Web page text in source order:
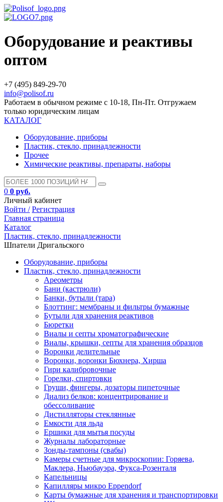
Оборудование и реактивы
оптом
+7 (495) 849-29-70
info@polisof.ru
Работаем в обычном режиме с 10-18, Пн-Пт. Отгружаем
только юридическим лицам
КАТАЛОГ
Оборудование, приборы
Пластик, стекло, принадлежности
Прочее
Химические реактивы, препараты, наборы
0 0 руб.
Личный кабинет
Войти / Регистрация
Главная страница
Каталог
Пластик, стекло, принадлежности
Шпатели Дригальского
Оборудование, приборы
Пластик, стекло, принадлежности
Ареометры
Бани (кастрюли)
Банки, бутыли (тара)
Блоттинг: мембраны и фильтры бумажные
Бутыли для хранения реактивов
Бюретки
Виалы и септы хроматографические
Виалы, крышки, септы для хранения образцов
Воронки делительные
Воронки, воронки Бюхнера, Хирша
Гири калибровочные
Горелки, спиртовки
Груши, фингеры, дозаторы пипеточные
Диализ белков: концентрирование и
обессоливание
Дистилляторы стеклянные
Емкости для льда
Ершики для мытья посуды
Журналы лабораторные
Зонды-тампоны (свабы)
Камеры счетные для микроскопии: Горяева,
Маклера, Ньюбауэра, Фукса-Розенталя
Капельницы
Капилляры микро Eppendorf
Карты бумажные для хранения и транспортировки